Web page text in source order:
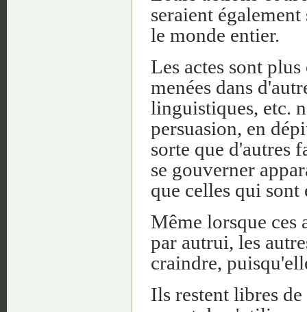
seraient
le monde entier.
Les actes sont
menées dans
linguistiques, etc.
persuasion, en
sorte que d'autres
se gouverner
que celles qui sont
Même lorsque ces
par autrui, les
craindre,
Ils restent libres